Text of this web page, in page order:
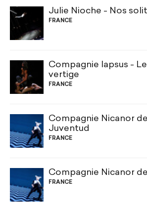
Julie Nioche - Nos
FRANCE
Compagnie lapsus -
vertige
FRANCE
Compagnie Nicanor
Juventud
FRANCE
Compagnie Nicanor
FRANCE